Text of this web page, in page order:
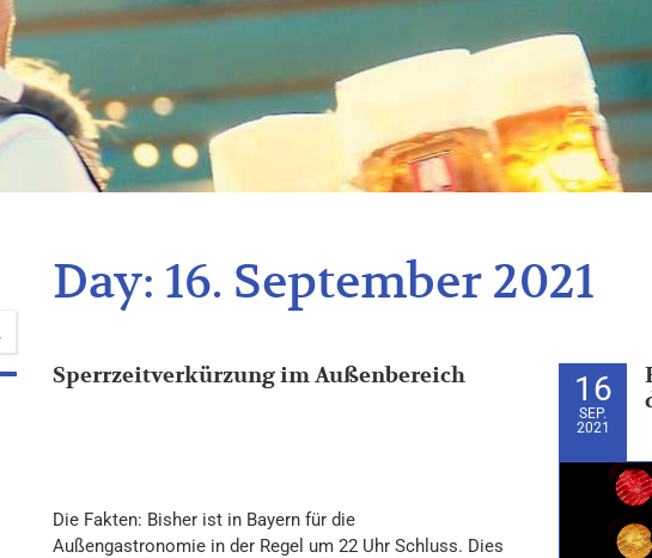
Day: 16. September 2021
Sperrzeitverkürzung im Außenbereich
Die Fakten: Bisher ist in Bayern für die
Außengastronomie in der Regel um 22 Uhr Schluss. Dies
16
SEP.
2021